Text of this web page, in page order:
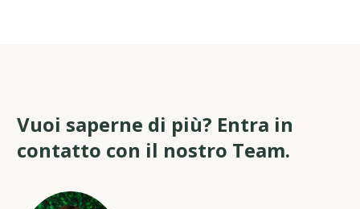
Vuoi saperne di più? Entra in
contatto con il nostro Team.